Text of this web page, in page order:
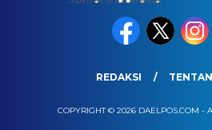
REDAKSI
COPYRIGHT © 2026 DAELPOS.COM -